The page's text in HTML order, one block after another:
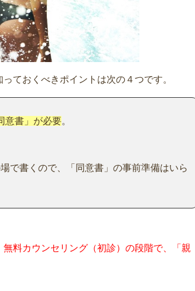
ておくべきポイントは次の４つです。
意書」が必要。
で書くので、「同意書」の事前準備はいら
無料カウンセリング（初診）の段階で、「親